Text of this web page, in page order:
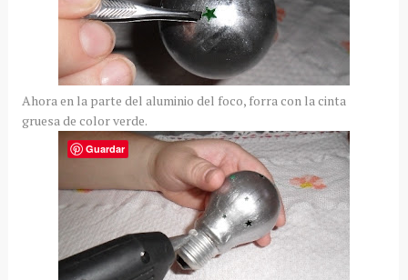
Ahora en la parte del aluminio del foco, forra con la cinta
gruesa de color verde.
Guardar